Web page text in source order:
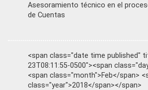
Asesoramiento técnico en el
de Cuentas
<span class="date time published"
23T08:11:55-0500"><span
<span class="month">Feb</span>
class="year">2018</span></span>